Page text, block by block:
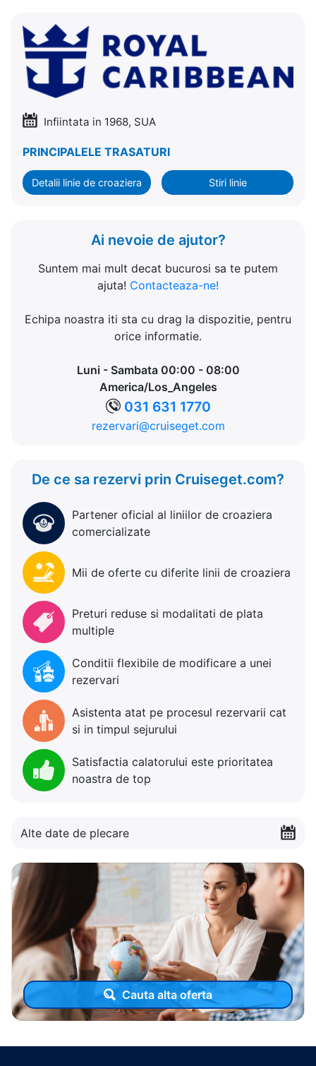
Infiintata in 1968, SUA
PRINCIPALELE TRASATURI
Detalii linie de croaziera Stiri linie
Ai nevoie de ajutor?
Suntem mai mult decat bucurosi sa te putem
ajuta! Contacteaza-ne!
Echipa noastra iti sta cu drag la dispozitie, pentru
orice informatie.
Luni - Sambata 00:00 - 08:00
America/Los_Angeles
031 631 1770
rezervari@cruiseget.com
De ce sa rezervi prin Cruiseget.com?
Partener oficial al liniilor de croaziera
comercializate
Mii de oferte cu diferite linii de croaziera
Preturi reduse si modalitati de plata
multiple
Conditii flexibile de modificare a unei
rezervari
Asistenta atat pe procesul rezervarii cat
si in timpul sejurului
Satisfactia calatorului este prioritatea
noastra de top
Alte date de plecare
Cauta alta oferta